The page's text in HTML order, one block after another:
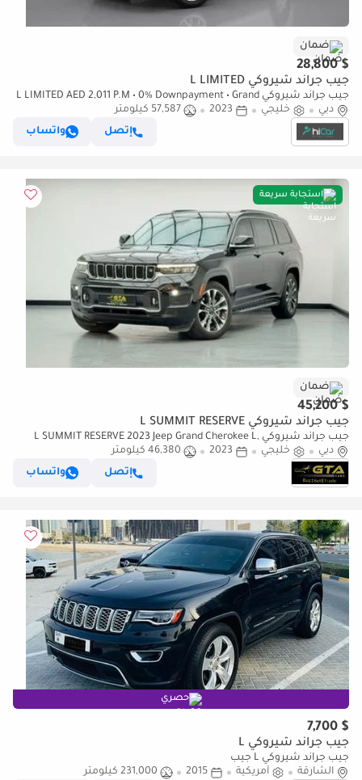
ضمان
$ 28,800
جيب جراند شيروكي L LIMITED
جيب جراند شيروكي L LIMITED AED 2,011 P.M • 0% Downpayment • Grand
Cherokee L Limited • 1 Year Warranty
دبي خليجي 2023
57,587 كيلومتر
إتصل
واتساب
استجابة سريعة
ضمان
$ 45,200
جيب جراند شيروكي L SUMMIT RESERVE
جيب جراند شيروكي L SUMMIT RESERVE 2023 Jeep Grand Cherokee L,
Jeep Warranty + Service Contract, Full Jeep Service History, GCC
دبي خليجي 2023
46,380 كيلومتر
إتصل
واتساب
حصري
$ 7,700
جيب جراند شيروكي L
جيب جراند شيروكي L جيب
الشارقة
أمريكية 2015
231,000 كيلومتر